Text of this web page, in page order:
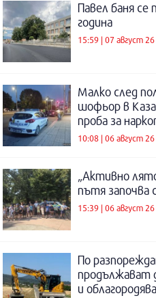
Павел баня се
година
15:59 | 07 август 26
Малко след
шофьор в
проба за
10:08 | 06 август 26
„Активно
пътя започва
15:39 | 06 август 26
По
продължават
и